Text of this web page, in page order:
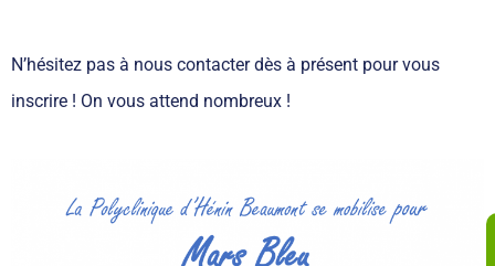
N’hésitez pas à nous contacter dès à présent pour vous
inscrire ! On vous attend nombreux !